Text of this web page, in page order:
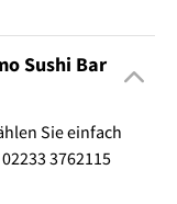
Sushi Bar
Sie einfach
3762115